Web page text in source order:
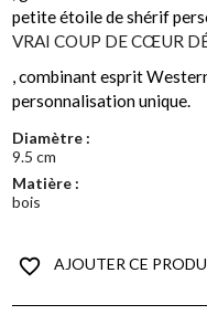
petite étoile de shérif
VRAI COUP DE CŒUR
, combinant esprit
personnalisation unique.
Diamètre :
9.5 cm
Matière :
bois
favorite_border AJOUTER CE